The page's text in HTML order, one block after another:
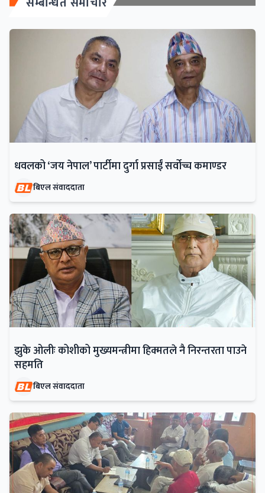
धवलको ‘जय नेपाल’ पार्टीमा दुर्गा प्रसाईं सर्वोच्च कमाण्डर
बिएल संवाददाता
झुके ओलीः कोशीको मुख्यमन्त्रीमा हिक्मतले नै निरन्तरता पाउने
सहमति
बिएल संवाददाता